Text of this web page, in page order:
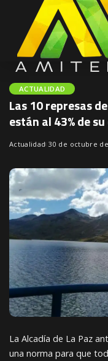
ACTUALIDAD
Las 10 represas
están al 43% de
Actualidad 30 de octubre de
La Alcadía de La Paz
una norma para que